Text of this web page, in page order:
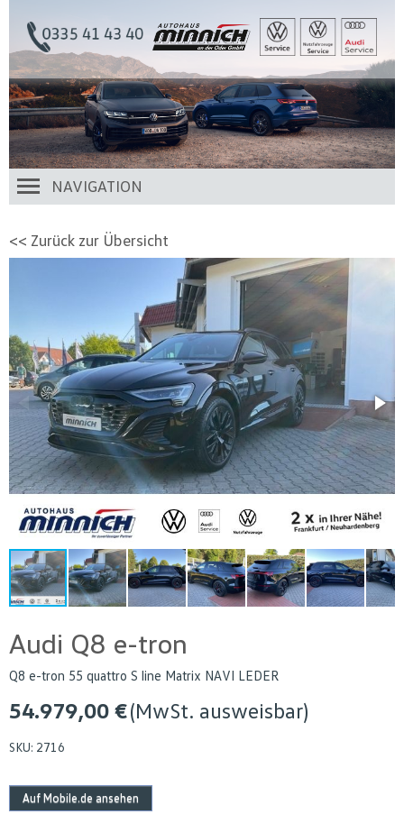
NAVIGATION
<< Zurück zur Übersicht
Audi Q8 e-tron
Q8 e-tron 55 quattro S line Matrix NAVI LEDER
54.979,00 €(MwSt. ausweisbar)
SKU: 2716
Auf Mobile.de ansehen